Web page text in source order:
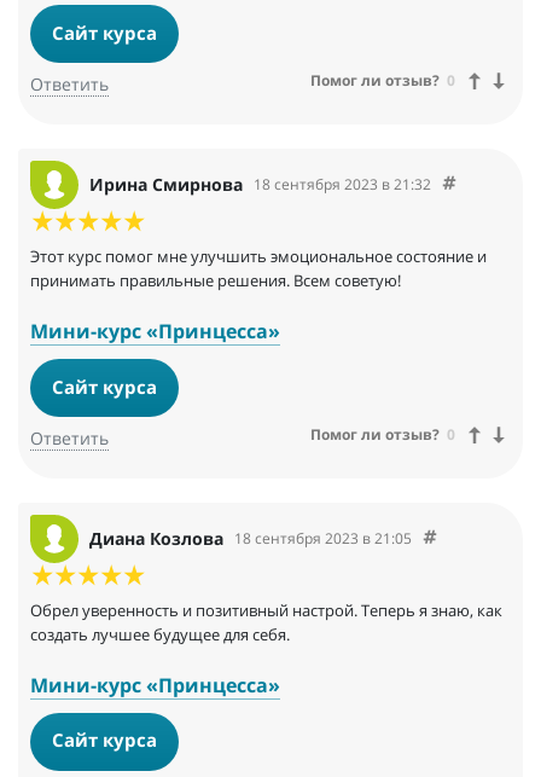
Сайт курса
Ответить Помог ли отзыв? 0
Ирина Смирнова 18 сентября 2023 в 21:32
Этот курс помог мне улучшить эмоциональное состояние и
принимать правильные решения. Всем советую!
Мини-курс «Принцесса»
Сайт курса
Ответить Помог ли отзыв? 0
Диана Козлова 18 сентября 2023 в 21:05
Обрел уверенность и позитивный настрой. Теперь я знаю, как
создать лучшее будущее для себя.
Мини-курс «Принцесса»
Сайт курса